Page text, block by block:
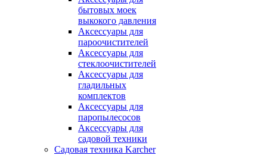
бытовых моек
выкокого давления
Аксессуары для
пароочистителей
Аксессуары для
стеклоочистителей
Аксессуары для
гладильных
комплектов
Аксессуары для
паропылесосов
Аксессуары для
садовой техники
Садовая техника Karcher